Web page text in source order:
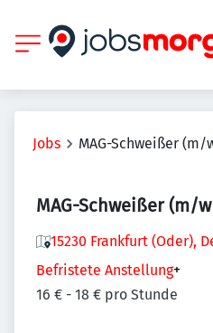
Jobs MAG-Schweißer (m/
MAG-Schweißer (m/
15230 Frankfurt (Oder),
Befristete Anstellung+
16 € - 18 € pro Stunde